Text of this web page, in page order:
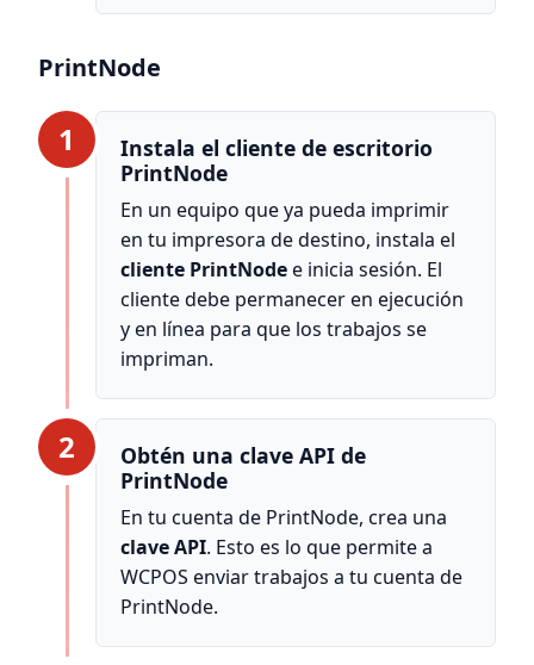
PrintNode
1
Instala el cliente de escritorio
PrintNode
En un equipo que ya pueda imprimir
en tu impresora de destino, instala el
cliente PrintNodee inicia sesión. El
cliente debe permanecer en ejecución
y en línea para que los trabajos se
impriman.
2
Obtén una clave API de
PrintNode
En tu cuenta de PrintNode, crea una
clave API. Esto es lo que permite a
WCPOS enviar trabajos a tu cuenta de
PrintNode.